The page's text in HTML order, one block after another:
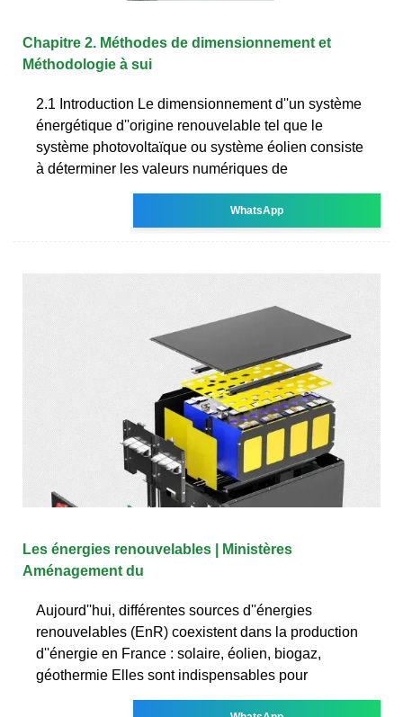
Chapitre 2. Méthodes de dimensionnement et
Méthodologie à sui
2.1 Introduction Le dimensionnement d''un système
énergétique d''origine renouvelable tel que le
système photovoltaïque ou système éolien consiste
à déterminer les valeurs numériques de
WhatsApp
Les énergies renouvelables | Ministères
Aménagement du
Aujourd''hui, différentes sources d''énergies
renouvelables (EnR) coexistent dans la production
d''énergie en France : solaire, éolien, biogaz,
géothermie Elles sont indispensables pour